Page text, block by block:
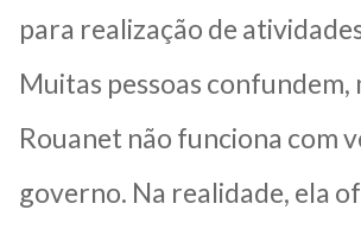
para realização de
Muitas pessoas confundem,
Rouanet não funciona com
governo. Na realidade, ela